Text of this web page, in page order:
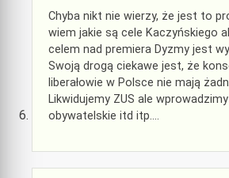
Chyba nikt nie wierzy, że jest to
wiem jakie są cele Kaczyńskiego
celem nad premiera Dyzmy jest
Swoją drogą ciekawe jest, że
liberałowie w Polsce nie mają
Likwidujemy ZUS ale
obywatelskie itd itp….